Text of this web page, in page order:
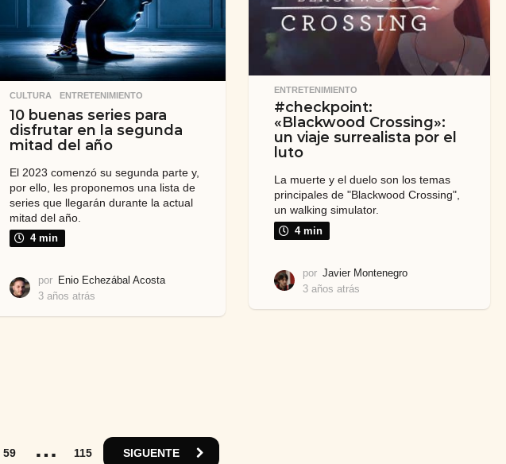
r
á
s
CULTURA ,ENTRETENIMIENTO
10 buenas series para
disfrutar en la segunda
mitad del año
El 2023 comenzó su segunda parte y,
por ello, les proponemos una lista de
series que llegarán durante la actual
mitad del año.
4 min
por Enio Echezábal Acosta
3 años atrás
ENTRETENIMIENTO
#checkpoint:
«Blackwood Crossing»:
un viaje surrealista por el
luto
La muerte y el duelo son los temas
principales de "Blackwood Crossing",
un walking simulator.
4 min
por Javier Montenegro
3 años atrás
59 … 115 SIGUENTE